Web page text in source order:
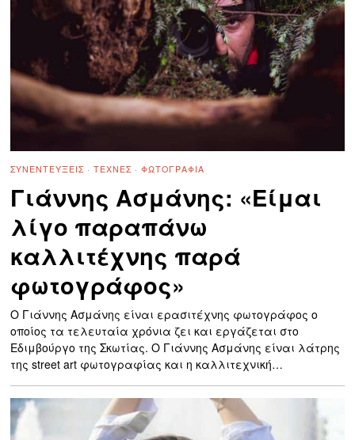
ΣΥΝΕΝΤΕΎΞΕΙΣ · ΤΈΧΝΕΣ · ΦΩΤΟΓΡΑΦΊΑ
Γιάννης Ασμάνης: «Είμαι
λίγο παραπάνω
καλλιτέχνης παρά
φωτογράφος»
Ο Γιάννης Ασμάνης είναι ερασιτέχνης φωτογράφος ο
οποίος τα τελευταία χρόνια ζει και εργάζεται στο
Εδιμβούργο της Σκωτίας. Ο Γιάννης Ασμάνης είναι λάτρης
της street art φωτογραφίας και η καλλιτεχνική…